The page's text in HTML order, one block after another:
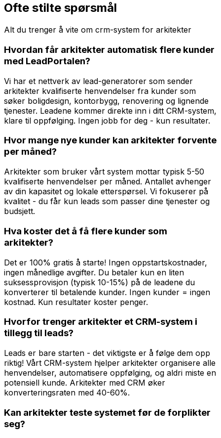
Ofte stilte spørsmål
Alt du trenger å vite om crm-system for arkitekter
Hvordan får arkitekter automatisk flere kunder
med LeadPortalen?
Vi har et nettverk av lead-generatorer som sender
arkitekter kvalifiserte henvendelser fra kunder som
søker boligdesign, kontorbygg, renovering og lignende
tjenester. Leadene kommer direkte inn i ditt CRM-system,
klare til oppfølging. Ingen jobb for deg - kun resultater.
Hvor mange nye kunder kan arkitekter forvente
per måned?
Arkitekter som bruker vårt system mottar typisk 5-50
kvalifiserte henvendelser per måned. Antallet avhenger
av din kapasitet og lokale etterspørsel. Vi fokuserer på
kvalitet - du får kun leads som passer dine tjenester og
budsjett.
Hva koster det å få flere kunder som
arkitekter?
Det er 100% gratis å starte! Ingen oppstartskostnader,
ingen månedlige avgifter. Du betaler kun en liten
suksessprovisjon (typisk 10-15%) på de leadene du
konverterer til betalende kunder. Ingen kunder = ingen
kostnad. Kun resultater koster penger.
Hvorfor trenger arkitekter et CRM-system i
tillegg til leads?
Leads er bare starten - det viktigste er å følge dem opp
riktig! Vårt CRM-system hjelper arkitekter organisere alle
henvendelser, automatisere oppfølging, og aldri miste en
potensiell kunde. Arkitekter med CRM øker
konverteringsraten med 40-60%.
Kan arkitekter teste systemet før de forplikter
seg?